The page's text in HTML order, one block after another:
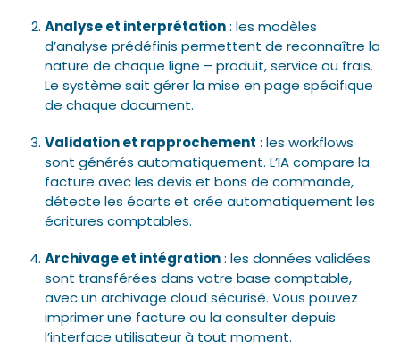
Analyse et interprétation: les modèles
d’analyse prédéfinis permettent de reconnaître la
nature de chaque ligne – produit, service ou frais.
Le système sait gérer la mise en page spécifique
de chaque document.
Validation et rapprochement : les workflows
sont générés automatiquement. L’IA compare la
facture avec les devis et bons de commande,
détecte les écarts et crée automatiquement les
écritures comptables.
Archivage et intégration: les données validées
sont transférées dans votre base comptable,
avec un archivage cloud sécurisé. Vous pouvez
imprimer une facture ou la consulter depuis
l’interface utilisateur à tout moment.